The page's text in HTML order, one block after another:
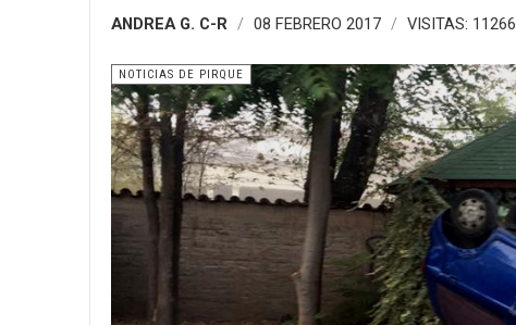
ANDREA G. C-R 08 FEBRERO 2017 VISITAS: 11266
NOTICIAS DE PIRQUE